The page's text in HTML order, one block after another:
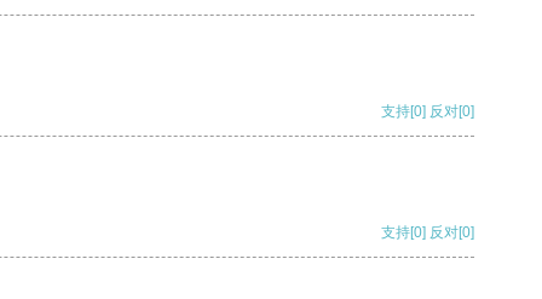
支持[0] 反对[0]
支持[0] 反对[0]